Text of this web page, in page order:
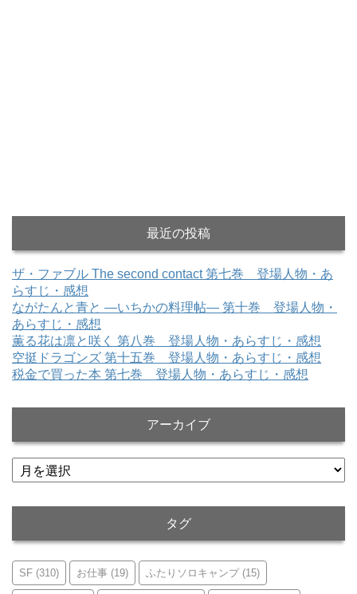
最近の投稿
ザ・ファブル The second contact 第七巻 登場人物・あ
らすじ・感想
ながたんと青と ―いちかの料理帖― 第十巻 登場人物・
あらすじ・感想
薫る花は凛と咲く 第八巻 登場人物・あらすじ・感想
空挺ドラゴンズ 第十五巻 登場人物・あらすじ・感想
税金で買った本 第七巻 登場人物・あらすじ・感想
アーカイブ
ア
ー
タグ
SF (310) お仕事 (19) ふたりソロキャンプ(15)